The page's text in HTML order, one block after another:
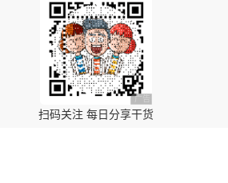
广告 商业广告，理性选择
扫码关注 每日分享干货